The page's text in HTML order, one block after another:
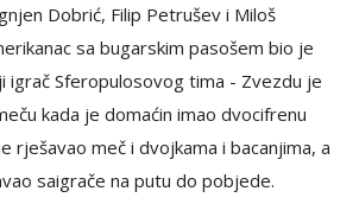
Dobrić, Filip Petrušev i Miloš
sa bugarskim pasošem bio je
igrač Sferopulosovog tima - Zvezdu je
kada je domaćin imao dvocifrenu
rješavao meč i dvojkama i bacanjima, a
saigrače na putu do pobjede.